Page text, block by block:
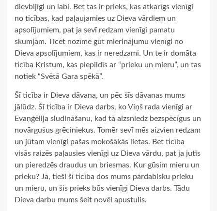
dievbijīgi un labi. Bet tas ir prieks, kas atkarīgs vienīgi
no ticības, kad paļaujamies uz Dieva vārdiem un
apsolījumiem, pat ja sevī redzam vienīgi pamatu
skumjām. Ticēt nozīmē gūt mierinājumu vienīgi no
Dieva apsolījumiem, kas ir neredzami. Un te ir domāta
ticība Kristum, kas piepildīs ar “prieku un mieru”, un tas
notiek “Svētā Gara spēkā”.
Šī ticība ir Dieva dāvana, un pēc šīs dāvanas mums
jālūdz. Šī ticība ir Dieva darbs, ko Viņš rada vienīgi ar
Evaņģēlija sludināšanu, kad tā aizsniedz bezspēcīgus un
novārgušus grēciniekus. Tomēr sevī mēs aizvien redzam
un jūtam vienīgi pašas mokošākās lietas. Bet ticība
visās raizēs paļausies vienīgi uz Dieva vārdu, pat ja jutīs
un pieredzēs draudus un briesmas. Kur gūsim mieru un
prieku? Jā, tieši šī ticība dos mums pārdabisku prieku
un mieru, un šis prieks būs vienīgi Dieva darbs. Tādu
Dieva darbu mums šeit novēl apustulis.